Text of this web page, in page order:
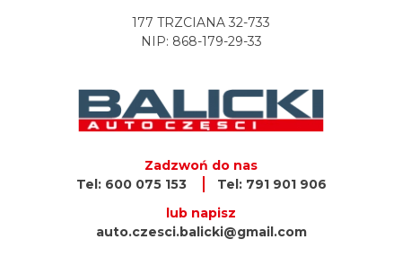
177 TRZCIANA 32-733
NIP: 868-179-29-33
Zadzwoń do nas
Tel: 600 075 153
Tel: 791 901 906
lub napisz
auto.czesci.balicki@gmail.com